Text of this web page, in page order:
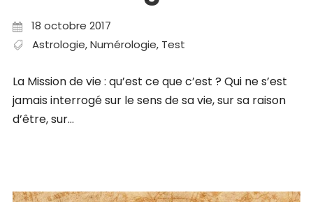
18 octobre 2017
Astrologie,Numérologie, Test
La Mission de vie : qu’est ce que c’est ? Qui ne s’est
jamais interrogé sur le sens de sa vie, sur sa raison
d’être, sur...